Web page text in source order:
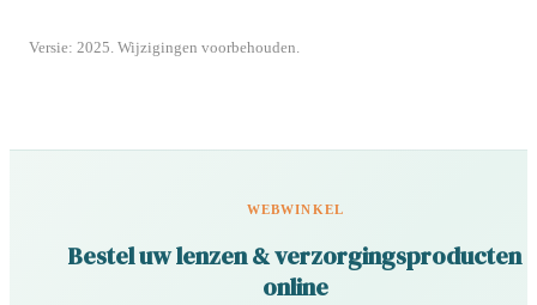
Versie: 2025. Wijzigingen voorbehouden.
WEBWINKEL
Bestel uw lenzen & verzorgingsproducten
online